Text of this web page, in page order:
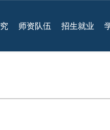
师资队伍 招生就业